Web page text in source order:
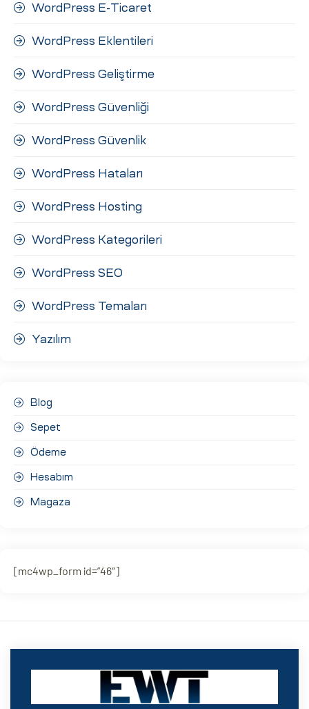
WordPress E-Ticaret
WordPress Eklentileri
WordPress Geliştirme
WordPress Güvenliği
WordPress Güvenlik
WordPress Hataları
WordPress Hosting
WordPress Kategorileri
WordPress SEO
WordPress Temaları
Yazılım
Blog
Sepet
Ödeme
Hesabım
Magaza
[mc4wp_form id=”46″]